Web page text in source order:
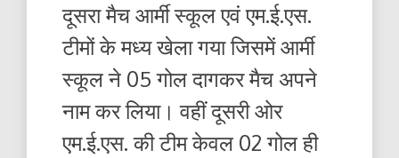
दूसरा मैच आर्मी स्कूल एवं एम.ई.एस.
टीमों के मध्य खेला गया जिसमें आर्मी
स्कूल ने 05 गोल दागकर मैच अपने
नाम कर लिया। वहीं दूसरी ओर
एम.ई.एस. की टीम केवल 02 गोल ही